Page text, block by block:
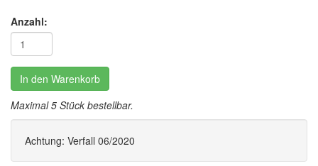
Anzahl:
In den Warenkorb
Maximal 5 Stück bestellbar.
Achtung: Verfall 06/2020